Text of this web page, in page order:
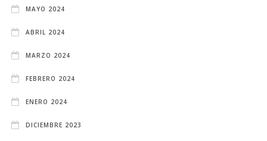
MAYO 2024
ABRIL 2024
MARZO 2024
FEBRERO 2024
ENERO 2024
DICIEMBRE 2023